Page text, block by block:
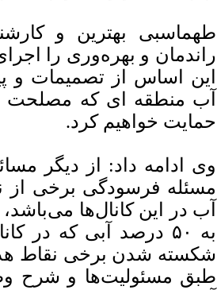
طهماسبی بهترین و
راندمان و بهره‌وری را
این اساس از تصمیمات و
آب منطقه ای که مصلحت
حمایت خواهیم کرد.
وی ادامه داد: از دیگر
مسئله فرسودگی برخی از
آب در این کانال‌ها
به ۵۰ درصد آبی که
شکسته شدن برخی نقاط
طبق مسئولیت‌ها و شرح